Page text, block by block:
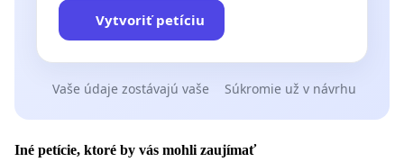
Vytvoriť petíciu
Vaše údaje zostávajú vaše Súkromie už v návrhu
Iné petície, ktoré by vás mohli zaujímať